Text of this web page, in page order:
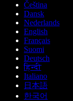
Čeština
Dansk
Nederlands
English
Français
Suomi
Deutsch
हिन्दी
Italiano
日本語
한국어